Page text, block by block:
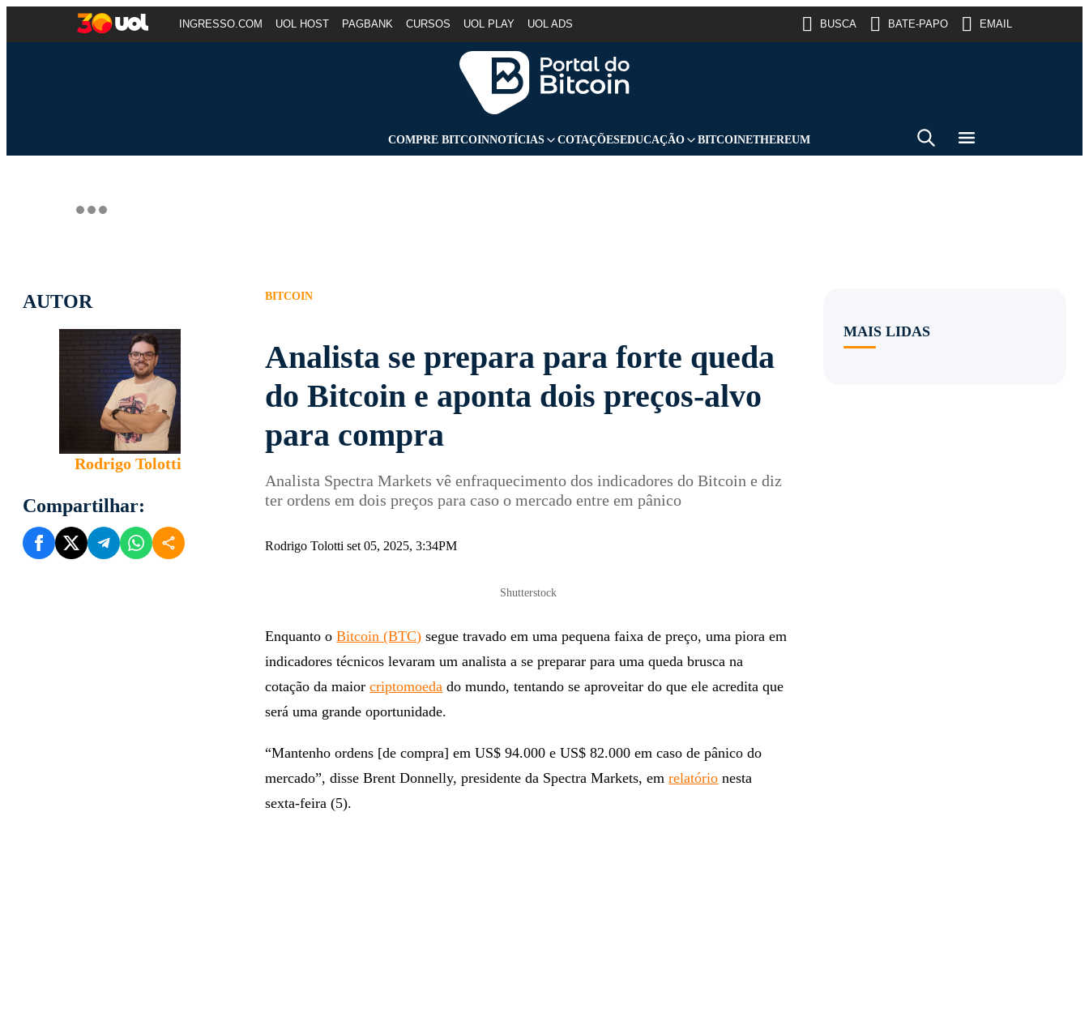
INGRESSO.COM UOL HOST PAGBANK CURSOS UOL PLAY UOL ADS BUSCA BATE-PAPO EMAIL
COMPRE BITCOINNOTÍCIAS COTAÇÕESEDUCAÇÃO BITCOINETHEREUM
AUTOR
Rodrigo Tolotti
Compartilhar:
BITCOIN
Analista se prepara para forte queda
do Bitcoin e aponta dois preços-alvo
para compra
Analista Spectra Markets vê enfraquecimento dos indicadores do Bitcoin e diz
ter ordens em dois preços para caso o mercado entre em pânico
Rodrigo Tolotti set 05, 2025, 3:34PM
Shutterstock
Enquanto oBitcoin (BTC) segue travado em uma pequena faixa de preço, uma piora em
indicadores técnicos levaram um analista a se preparar para uma queda brusca na
cotação da maiorcriptomoeda do mundo, tentando se aproveitar do que ele acredita que
será uma grande oportunidade.
“Mantenho ordens [de compra] em US$ 94.000 e US$ 82.000 em caso de pânico do
mercado”, disse Brent Donnelly, presidente da Spectra Markets, emrelatório nesta
sexta-feira (5).
MAIS LIDAS